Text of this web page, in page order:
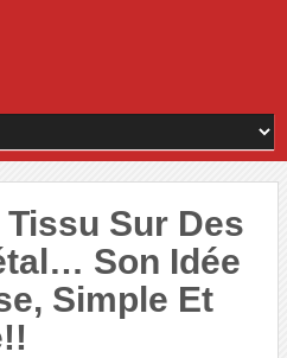
Sur Des
Son Idée
Simple Et